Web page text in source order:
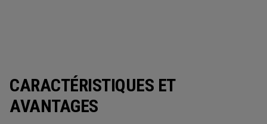
CARACTÉRISTIQUES ET
AVANTAGES